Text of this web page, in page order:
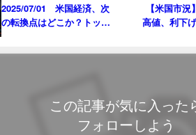
2025/07/01 米国経済、次
の転換点はどこか？トップ
ニュースから探る
【米国市
高値、利下
この記事が気に入った
フォローしよう